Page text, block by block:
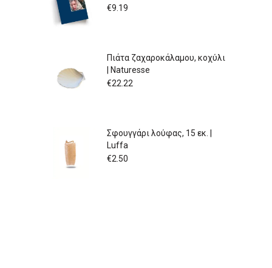
€9.19
Πιάτα ζαχαροκάλαμου, κοχύλι
| Naturesse
€22.22
Σφουγγάρι λούφας, 15 εκ. |
Luffa
€2.50